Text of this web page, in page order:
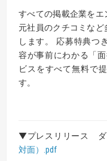
すべての掲載企業をエ
元社員のクチコミなど
します。 応募特典つ
容が事前にわかる「
ビスをすべて無料で
す 。
▼プレスリリース
対面）.pdf